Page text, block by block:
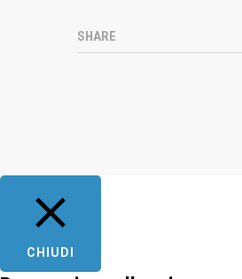
SHARE
CHIUDI